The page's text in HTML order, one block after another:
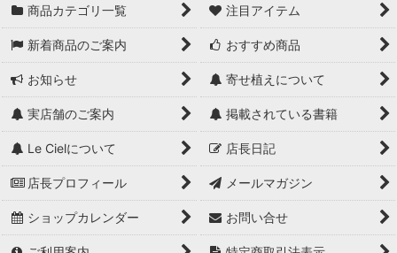
商品カテゴリ一覧 注目アイテム
新着商品のご案内 おすすめ商品
お知らせ 寄せ植えについて
実店舗のご案内 掲載されている書籍
Le Cielについて 店長日記
店長プロフィール メールマガジン
ショップカレンダー お問い合せ